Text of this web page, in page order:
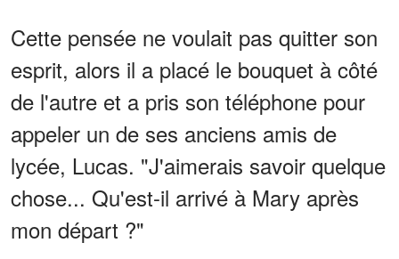
Cette pensée ne voulait pas quitter son
esprit, alors il a placé le bouquet à côté
de l'autre et a pris son téléphone pour
appeler un de ses anciens amis de
lycée, Lucas. "J'aimerais savoir quelque
chose... Qu'est-il arrivé à Mary après
mon départ ?"